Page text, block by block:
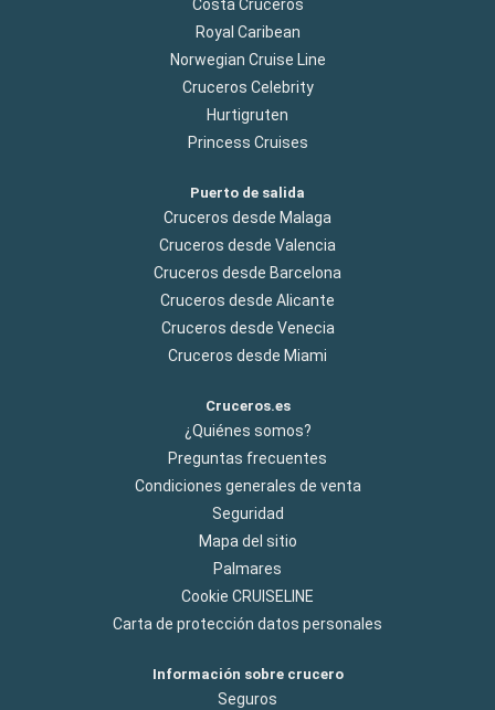
Costa Cruceros
Royal Caribean
Norwegian Cruise Line
Cruceros Celebrity
Hurtigruten
Princess Cruises
Puerto de salida
Cruceros desde Malaga
Cruceros desde Valencia
Cruceros desde Barcelona
Cruceros desde Alicante
Cruceros desde Venecia
Cruceros desde Miami
Cruceros.es
¿Quiénes somos?
Preguntas frecuentes
Condiciones generales de venta
Seguridad
Mapa del sitio
Palmares
Cookie CRUISELINE
Carta de protección datos personales
Información sobre crucero
Seguros